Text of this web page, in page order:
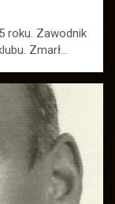
roku. Zawodnik
Zmarł…